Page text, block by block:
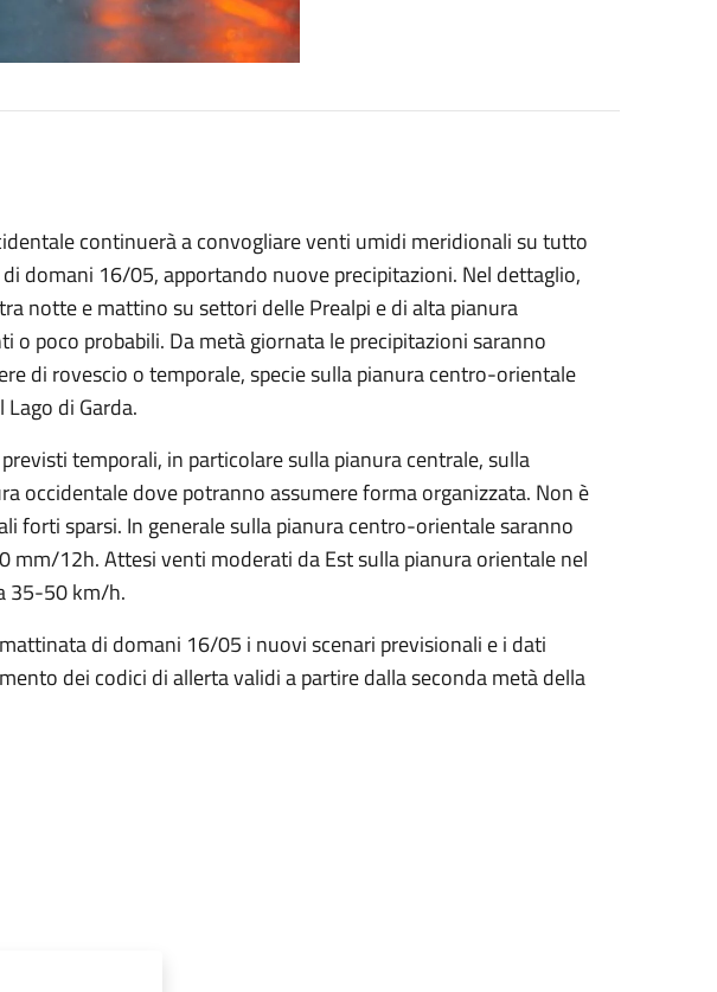
continuerà a convogliare venti umidi meridionali su tutto
domani 16/05, apportando nuove precipitazioni. Nel dettaglio,
notte e mattino su settori delle Prealpi e di alta pianura
o poco probabili. Da metà giornata le precipitazioni saranno
di rovescio o temporale, specie sulla pianura centro-orientale
di Garda.
temporali, in particolare sulla pianura centrale, sulla
occidentale dove potranno assumere forma organizzata. Non è
forti sparsi. In generale sulla pianura centro-orientale saranno
mm/12h. Attesi venti moderati da Est sulla pianura orientale nel
35-50 km/h.
di domani 16/05 i nuovi scenari previsionali e i dati
dei codici di allerta validi a partire dalla seconda metà della